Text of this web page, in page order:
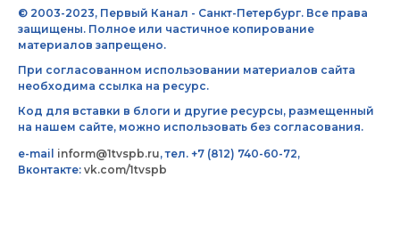
© 2003-2023, Первый Канал - Санкт-Петербург. Все права
защищены. Полное или частичное копирование
материалов запрещено.
При согласованном использовании материалов сайта
необходима ссылка на ресурс.
Код для вставки в блоги и другие ресурсы, размещенный
на нашем сайте, можно использовать без согласования.
e-mail inform@1tvspb.ru, тел. +7 (812) 740-60-72,
Вконтакте: vk.com/1tvspb